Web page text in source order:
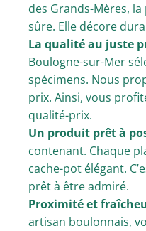
des Grands-Mères,
sûre. Elle décore
La qualité au juste
Boulogne-sur-Mer
spécimens. Nous
prix. Ainsi, vous
qualité-prix.
Un produit prêt à
contenant. Chaque
cache-pot élégant.
prêt à être admiré.
Proximité et
artisan boulonnais,